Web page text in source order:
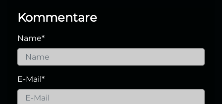
Kommentare
Name*
E-Mail*